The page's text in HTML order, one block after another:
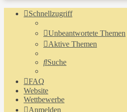
Schnellzugriff
Unbeantwortete Themen
Aktive Themen
Suche
FAQ
Website
Wettbewerbe
Anmelden